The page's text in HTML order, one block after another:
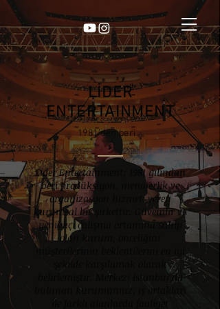
LİDER
ENTERTAINMENT
1981'den beri...
Lider Entertainment; 1981 yılından
beri prodüksiyon, menajerlik ve
organizasyon hizmeti veren
kurumsal bir şirkettir. Güvenilir ve
yenilikçi çalışma ortamına sahip
olan kurum, önceliğini
müşterilerinin beklentilerini en iyi
şekilde karşılamak olarak
belirlemiştir. Merkezi İstanbul’da
bulunan kurumumuz, iş ortakları
ile farklı alanlarda faaliyet